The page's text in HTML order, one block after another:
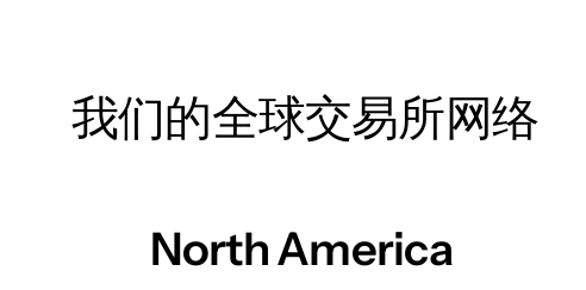
我们的全球交易所网络
North America